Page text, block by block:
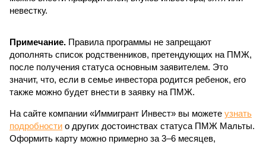
невестку.
Примечание. Правила программы не запрещают
дополнять список родственников, претендующих на ПМЖ,
после получения статуса основным заявителем. Это
значит, что, если в семье инвестора родится ребенок, его
также можно будет внести в заявку на ПМЖ.
На сайте компании «Иммигрант Инвест» вы можете узнать
подробности о других достоинствах статуса ПМЖ Мальты.
Оформить карту можно примерно за 3–6 месяцев,